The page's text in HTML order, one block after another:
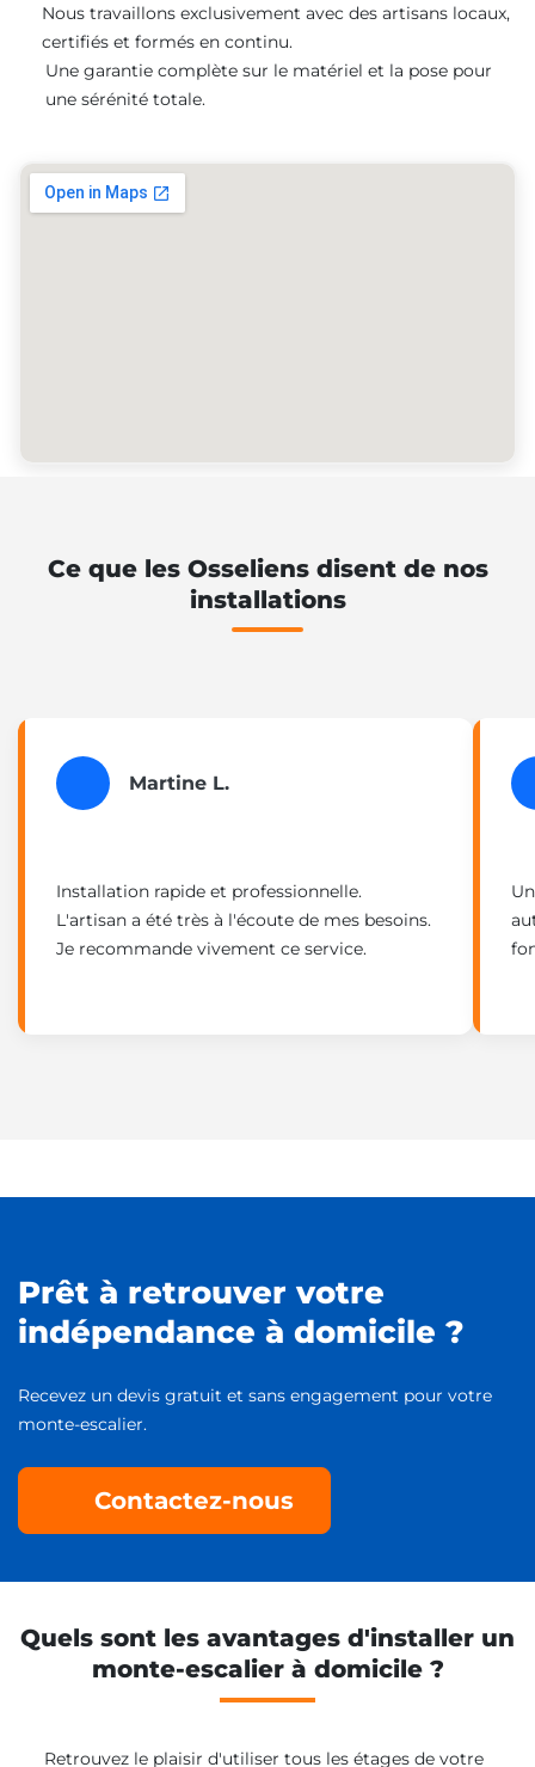
Nous travaillons exclusivement avec des artisans locaux,
certifiés et formés en continu.
Une garantie complète sur le matériel et la pose pour
une sérénité totale.
Ce que les Osseliens disent de nos
installations
Martine L.
Installation rapide et professionnelle.
L'artisan a été très à l'écoute de mes besoins.
Je recommande vivement ce service.
Prêt à retrouver votre
indépendance à domicile ?
Recevez un devis gratuit et sans engagement pour votre
monte-escalier.
Contactez-nous
Quels sont les avantages d'installer un
monte-escalier à domicile ?
Retrouvez le plaisir d'utiliser tous les étages de votre